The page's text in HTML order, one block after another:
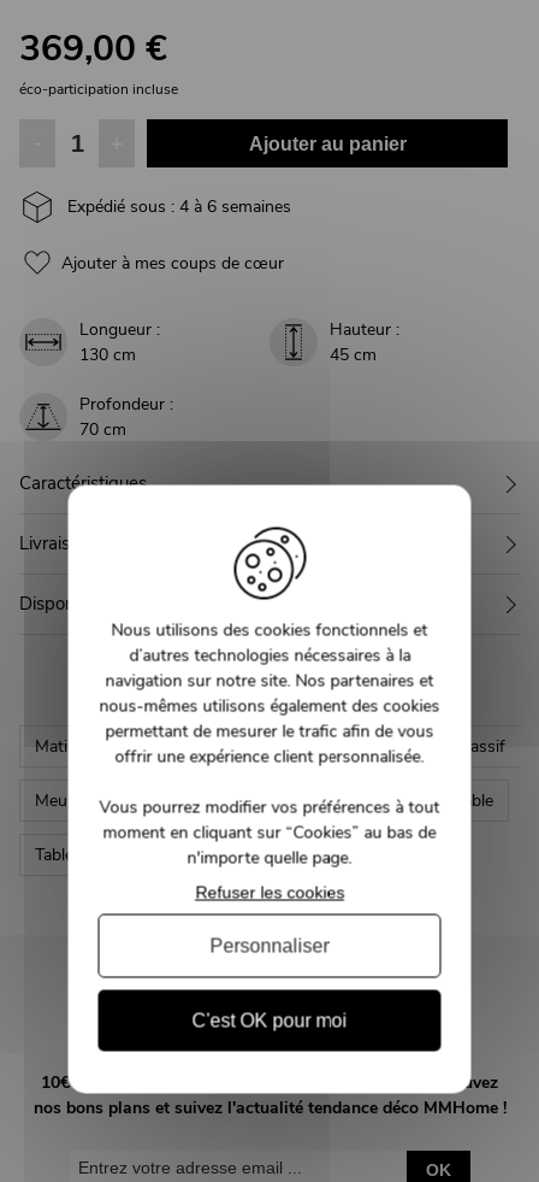
369,00 €
éco-participation incluse
Ajouter au panier
Expédié sous : 4 à 6 semaines
Ajouter à mes coups de cœur
Longueur :
130 cm
Hauteur :
45 cm
Profondeur :
70 cm
Caractéristiques
Livraison
Disponible en 1 autre couleur
Matière Meuble Bois massif Meuble Manguier massif
Meuble industriel Meuble moderne Style Table
Table basse bois massif Table basse moderne
NEWSLETTER
Inscrivez-vous et recevez nos bons plans
10€ offerts en vous abonnant à notre newsletter! Retrouvez
nos bons plans et suivez l'actualité tendance déco MMHome !
OK
Nous utilisons des cookies fonctionnels et
d’autres technologies nécessaires à la
navigation sur notre site. Nos partenaires et
nous-mêmes utilisons également des cookies
permettant de mesurer le trafic afin de vous
offrir une expérience client personnalisée.
Vous pourrez modifier vos préférences à tout
moment en cliquant sur “Cookies” au bas de
n'importe quelle page.
C'est OK pour moi
Refuser les cookies
Personnaliser